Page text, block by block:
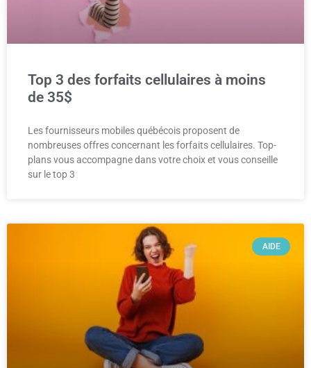
Top 3 des forfaits cellulaires à moins
de 35$
Les fournisseurs mobiles québécois proposent de
nombreuses offres concernant les forfaits cellulaires. Top-
plans vous accompagne dans votre choix et vous conseille
sur le top 3
AIDE